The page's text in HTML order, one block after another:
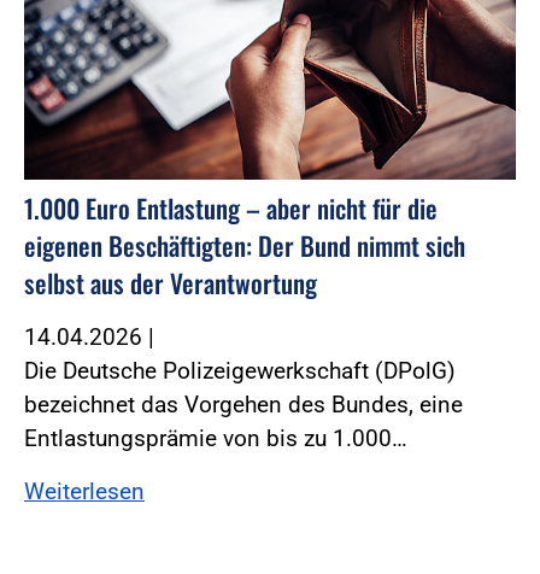
1.000 Euro Entlastung – aber nicht für die
eigenen Beschäftigten: Der Bund nimmt sich
selbst aus der Verantwortung
14.04.2026 |
Die Deutsche Polizeigewerkschaft (DPolG)
bezeichnet das Vorgehen des Bundes, eine
Entlastungsprämie von bis zu 1.000…
Weiterlesen